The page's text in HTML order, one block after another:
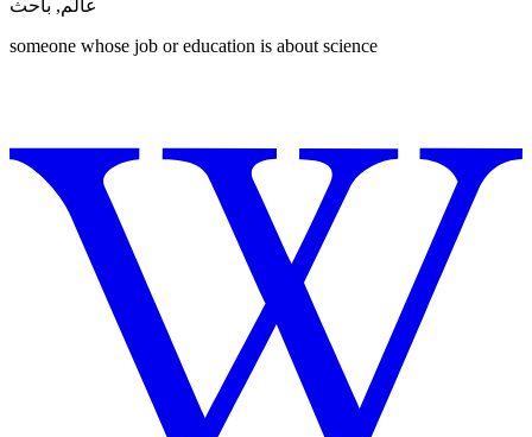
عالم, باحث
someone whose job or education is about science